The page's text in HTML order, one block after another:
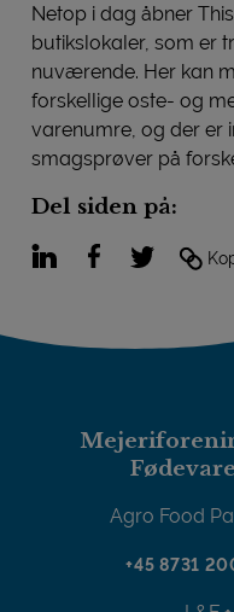
Netop i dag åbner
butikslokaler, som er
nuværende. Her kan
forskellige oste- og
varenumre, og der er
smagsprøver på
Del siden på:
LinkedInFacebook
Twitter
Agro Food
+45 8731